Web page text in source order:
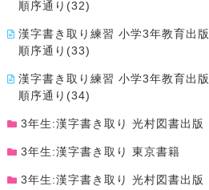
順序通り(32)
漢字書き取り練習 小学3年教育出版
順序通り(33)
漢字書き取り練習 小学3年教育出版
順序通り(34)
3年生:漢字書き取り 光村図書出版
3年生:漢字書き取り 東京書籍
3年生:漢字書き取り 光村図書出版